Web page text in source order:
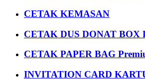
CETAK KEMASAN
CETAK DUS DONAT BOX
CETAK PAPER BAG
INVITATION CARD